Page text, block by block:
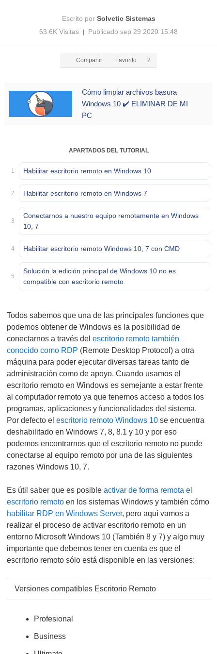
Escrito por Solvetic Sistemas
63.6K Visitas
Publicado sep 29 2020 15:48
Compartir Favorito 2
Cómo limpiar archivos basura
Windows 10 ✔️ ELIMINAR DE MI
PC
APARTADOS DEL TUTORIAL
1 Habilitar escritorio remoto en Windows 10
2 Habilitar escritorio remoto en Windows 7
3
Conectarnos a nuestro equipo remotamente en Windows
10, 7
4 Habilitar escritorio remoto Windows 10, 7 con CMD
5
Solución la edición principal de Windows 10 no es
compatible con escritorio remoto
Todos sabemos que una de las principales funciones que
podemos obtener de Windows es la posibilidad de
conectarnos a través del escritorio remoto también
conocido como RDP (Remote Desktop Protocol) a otra
máquina para poder ejecutar diversas tareas tanto de
administración como de apoyo. Cuando usamos el
escritorio remoto en Windows es semejante a estar frente
al computador remoto ya que tenemos acceso a todos los
programas, aplicaciones y funcionalidades del sistema.
Por defecto el escritorio remoto Windows 10 se encuentra
deshabilitado en Windows 7, 8, 8.1 y 10 y por eso
podemos encontrarnos que el escritorio remoto no puede
conectarse al equipo remoto por una de las siguientes
razones Windows 10, 7.
Es útil saber que es posible activar de forma remota el
escritorio remoto en los sistemas Windows y también cómo
habilitar RDP en Windows Server, pero aquí vamos a
realizar el proceso de activar escritorio remoto en un
entorno Microsoft Windows 10 (También 8 y 7) y algo muy
importante que debemos tener en cuenta es que el
escritorio remoto sólo está disponible en las versiones:
Versiones compatibles Escritorio Remoto
Profesional
Business